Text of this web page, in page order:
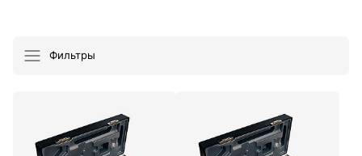
Фильтры
политикой конфиденциальности